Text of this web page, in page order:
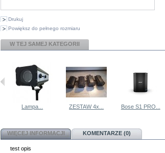
Drukuj
Powiększ do pełnego rozmiaru
W TEJ SAMEJ KATEGORII
Lampa... ZESTAW 4x... Bose S1 PRO...
WIĘCEJ INFORMACJI KOMENTARZE (0)
test opis